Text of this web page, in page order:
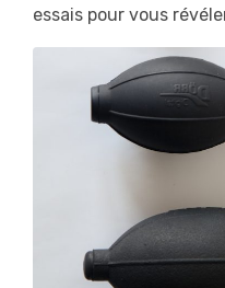
essais pour vous